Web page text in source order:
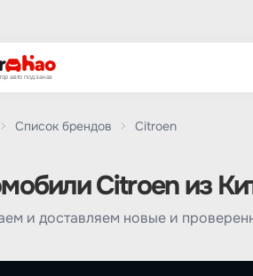
авто под заказ
Список брендов Citroen
Citroen из
и доставляем новые и